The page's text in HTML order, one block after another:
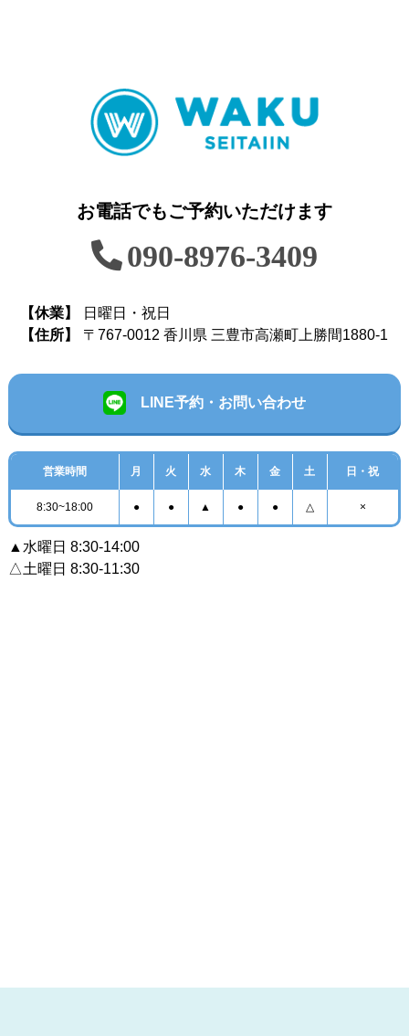
お電話でもご予約いただけます
090-8976-3409
【休業】
日曜日・祝日
【住所】
〒767-0012 香川県 三豊市高瀬町上勝間1880-1
LINE予約・お問い合わせ
営業時間 月 火 水 木 金 土 日・祝
8:30~18:00 ● ● ▲ ● ● △ ×
▲水曜日 8:30-14:00
△土曜日 8:30-11:30